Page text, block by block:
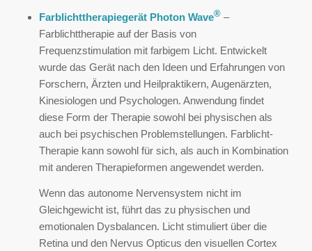
Farblichttherapiegerät Photon Wave® –
Farblichttherapie auf der Basis von
Frequenzstimulation mit farbigem Licht. Entwickelt
wurde das Gerät nach den Ideen und Erfahrungen von
Forschern, Ärzten und Heilpraktikern, Augenärzten,
Kinesiologen und Psychologen. Anwendung findet
diese Form der Therapie sowohl bei physischen als
auch bei psychischen Problemstellungen. Farblicht-
Therapie kann sowohl für sich, als auch in Kombination
mit anderen Therapieformen angewendet werden.
Wenn das autonome Nervensystem nicht im
Gleichgewicht ist, führt das zu physischen und
emotionalen Dysbalancen. Licht stimuliert über die
Retina und den Nervus Opticus den visuellen Cortex